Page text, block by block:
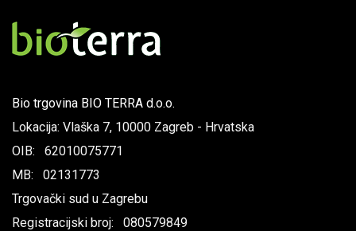
Bio trgovina BIO TERRA d.o.o.
Lokacija: Vlaška 7, 10000 Zagreb - Hrvatska
OIB: 62010075771
MB: 02131773
Trgovački sud u Zagrebu
Registracijski broj: 080579849